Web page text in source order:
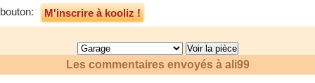
bouton:
M'inscrire à kooliz !
Les commentaires envoyés à ali99